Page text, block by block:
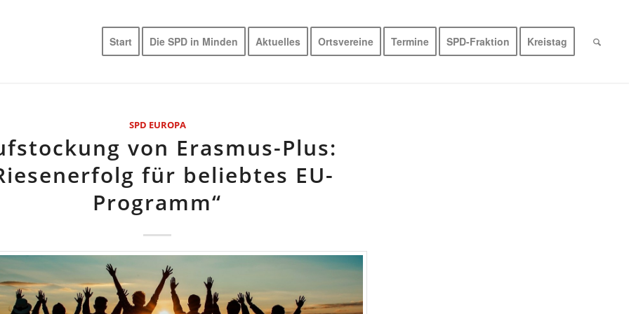
Start Die SPD in Minden Aktuelles Ortsvereine Termine SPD-Fraktion Kreistag
SPD EUROPA
von Erasmus-Plus:
für beliebtes EU-
Programm“